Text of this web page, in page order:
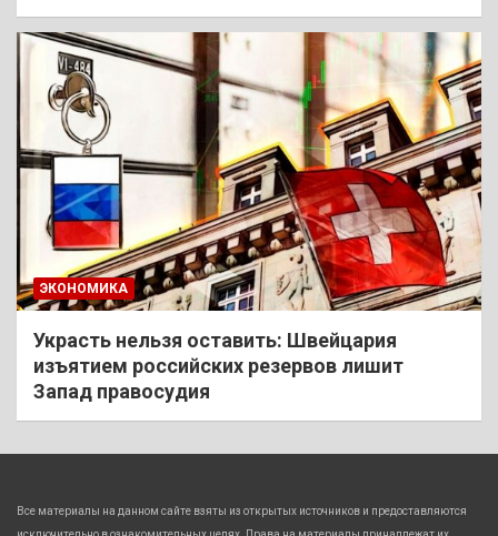
ЭКОНОМИКА
Украсть нельзя оставить: Швейцария
изъятием российских резервов лишит
Запад правосудия
Все материалы на данном сайте взяты из открытых источников и предоставляются